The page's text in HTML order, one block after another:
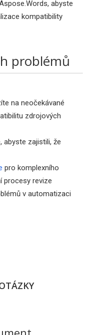
abyste
kompatibility
problémů
na neočekávané
zdrojových
abyste zajistili, že
pro komplexního
procesy revize
v automatizaci